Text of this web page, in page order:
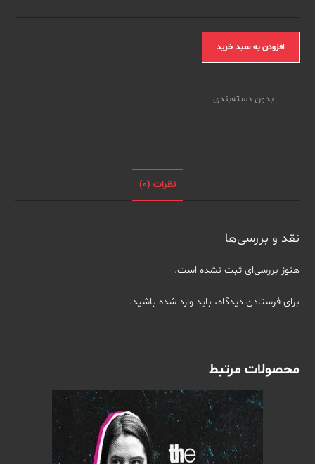
مستند
عدد
افزودن به سبد خرید
دسته:بدون دسته‌بندی
نظرات (0)
نقد و بررسی‌ها
هنوز بررسی‌ای ثبت نشده است.
برای فرستادن دیدگاه، بایدوارد شده باشید.
محصولات مرتبط